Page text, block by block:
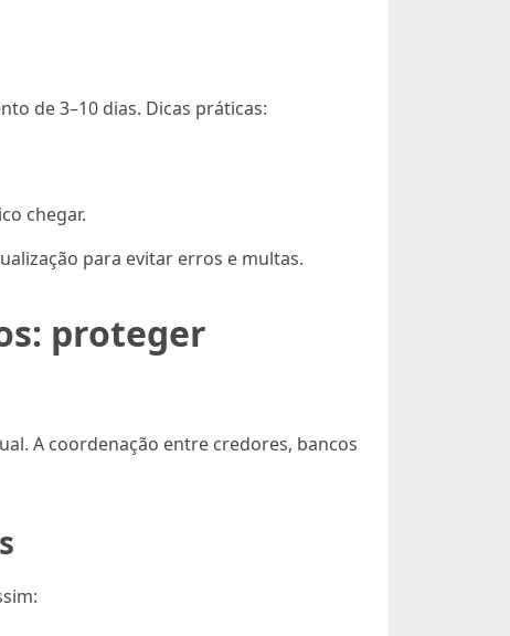
de 3–10 dias. Dicas práticas:
chegar.
para evitar erros e multas.
proteger
A coordenação entre credores, bancos